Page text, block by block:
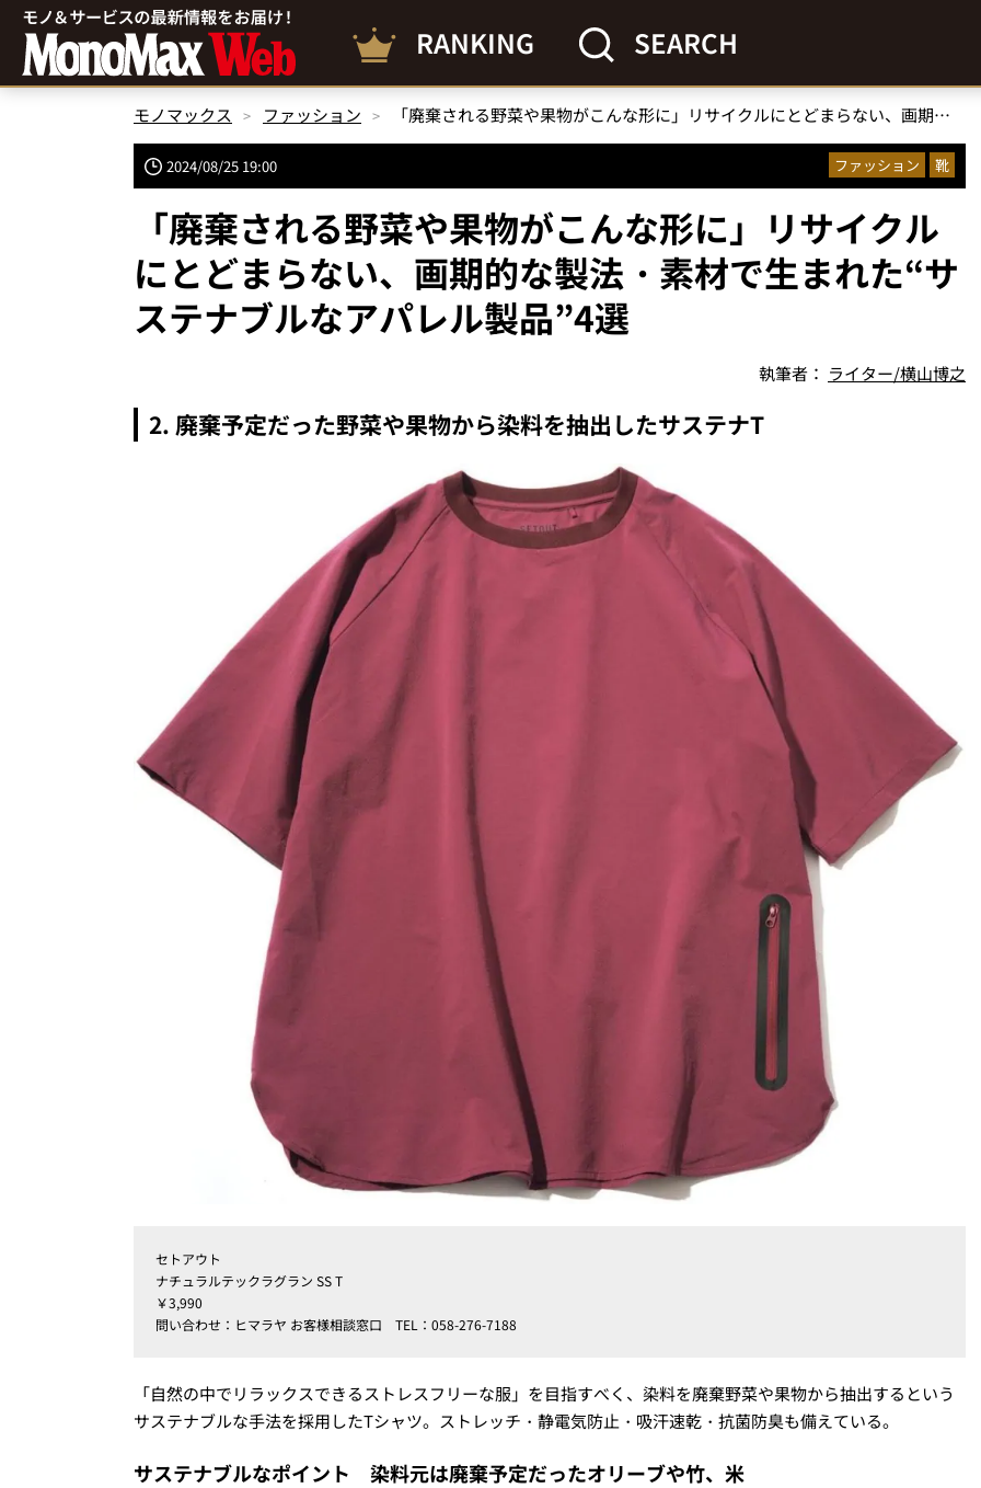
RANKING SEARCH
モノマックス ファッション 「廃棄される野菜や果物がこんな形に」リサイクルにとどまらない、画期的な製法・素材で生まれた“サステナブルなアパレル製品”4選
2024/08/25 19:00 ファッション 靴
「廃棄される野菜や果物がこんな形に」リサイクル
にとどまらない、画期的な製法・素材で生まれた“サ
ステナブルなアパレル製品”4選
執筆者： ライター/横山博之
2. 廃棄予定だった野菜や果物から染料を抽出したサステナT
セトアウト
ナチュラルテックラグラン SS T
￥3,990
問い合わせ：ヒマラヤ お客様相談窓口 TEL：058-276-7188
「自然の中でリラックスできるストレスフリーな服」を目指すべく、染料を廃棄野菜や果物から抽出するという
サステナブルな手法を採用したTシャツ。ストレッチ・静電気防止・吸汗速乾・抗菌防臭も備えている。
サステナブルなポイント 染料元は廃棄予定だったオリーブや竹、米